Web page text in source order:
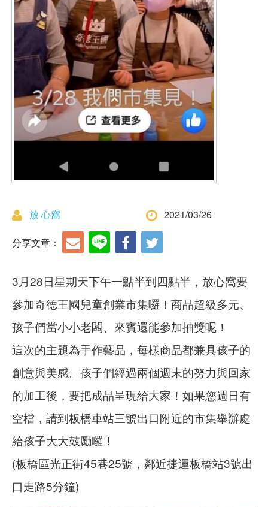
放 心窩 2021/03/26
分享文章：
3月28日星期天下午一點半到四點半，放心窩要
參加奇德王國兒童創業市集囉！商品超級多元、
孩子們當小小老闆、來賓還能參加抽獎呢！
這次的主題為手作藝品，每樣商品都兼具孩子的
創意與美感。孩子們經過兩個週末的努力與回家
的加工後，要把成品呈現給大家！如果您週日有
空檔，請到板橋車站三號出口附近的市集舉辦處
給孩子大大鼓勵囉！
(板橋區光正街45巷25號，鄰近捷運板橋站3號出
口走路5分鐘)